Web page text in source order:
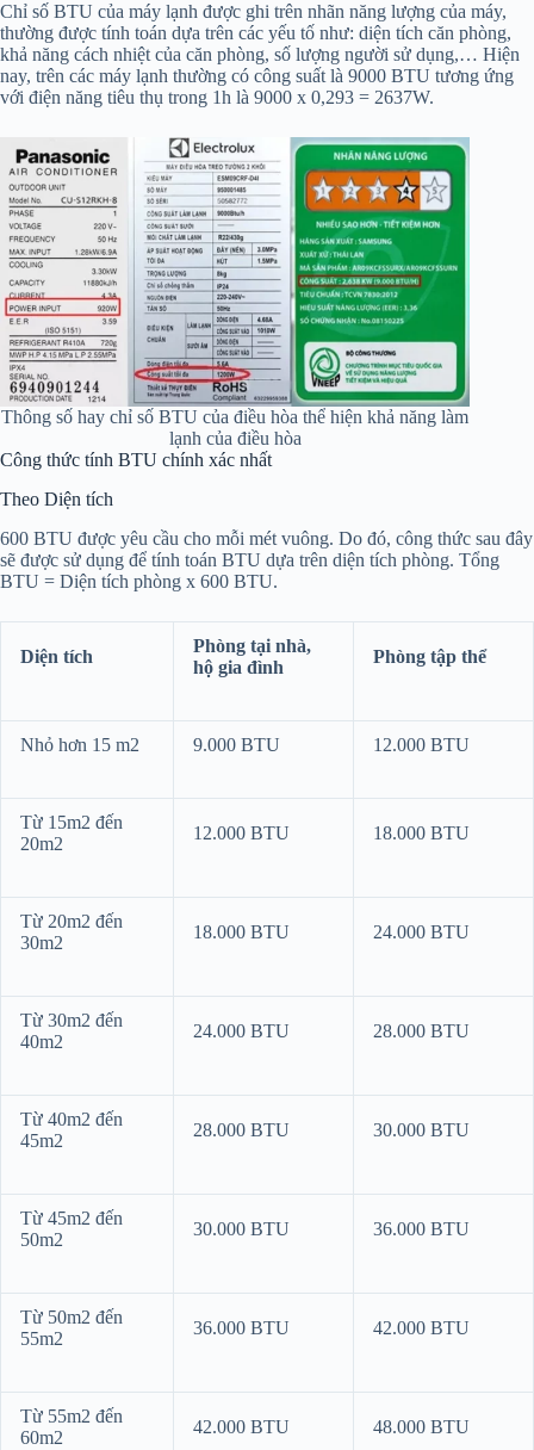
Chỉ số BTU của máy lạnh được ghi trên nhãn năng lượng của máy,
thường được tính toán dựa trên các yếu tố như: diện tích căn phòng,
khả năng cách nhiệt của căn phòng, số lượng người sử dụng,… Hiện
nay, trên các máy lạnh thường có công suất là 9000 BTU tương ứng
với điện năng tiêu thụ trong 1h là 9000 x 0,293 = 2637W.
Thông số hay chỉ số BTU của điều hòa thể hiện khả năng làm
lạnh của điều hòa
Công thức tính BTU chính xác nhất
Theo Diện tích
600 BTU được yêu cầu cho mỗi mét vuông. Do đó, công thức sau đây
sẽ được sử dụng để tính toán BTU dựa trên diện tích phòng. Tổng
BTU = Diện tích phòng x 600 BTU.
Diện tích
Phòng tại nhà,
hộ gia đình
Phòng tập thể
Nhỏ hơn 15 m2 9.000 BTU 12.000 BTU
Từ 15m2 đến
20m2
12.000 BTU 18.000 BTU
Từ 20m2 đến
30m2
18.000 BTU 24.000 BTU
Từ 30m2 đến
40m2
24.000 BTU 28.000 BTU
Từ 40m2 đến
45m2
28.000 BTU 30.000 BTU
Từ 45m2 đến
50m2
30.000 BTU 36.000 BTU
Từ 50m2 đến
55m2
36.000 BTU 42.000 BTU
Từ 55m2 đến
60m2
42.000 BTU 48.000 BTU